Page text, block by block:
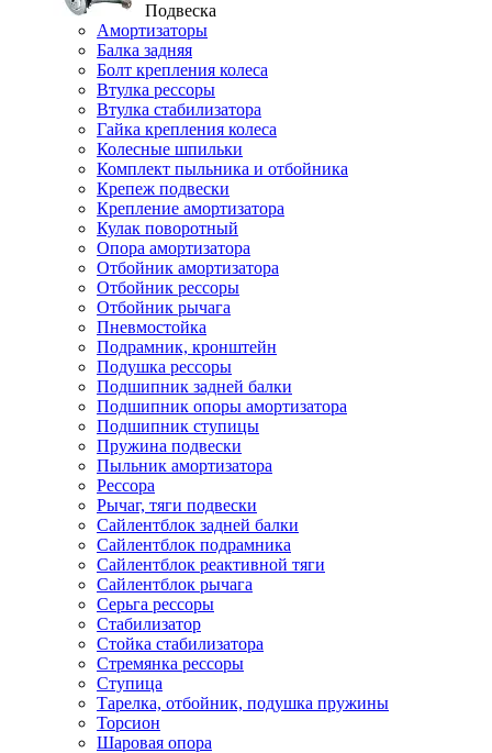
Подвеска
Амортизаторы
Балка задняя
Болт крепления колеса
Втулка рессоры
Втулка стабилизатора
Гайка крепления колеса
Колесные шпильки
Комплект пыльника и отбойника
Крепеж подвески
Крепление амортизатора
Кулак поворотный
Опора амортизатора
Отбойник амортизатора
Отбойник рессоры
Отбойник рычага
Пневмостойка
Подрамник, кронштейн
Подушка рессоры
Подшипник задней балки
Подшипник опоры амортизатора
Подшипник ступицы
Пружина подвески
Пыльник амортизатора
Рессора
Рычаг, тяги подвески
Сайлентблок задней балки
Сайлентблок подрамника
Сайлентблок реактивной тяги
Сайлентблок рычага
Серьга рессоры
Стабилизатор
Стойка стабилизатора
Стремянка рессоры
Ступица
Тарелка, отбойник, подушка пружины
Торсион
Шаровая опора